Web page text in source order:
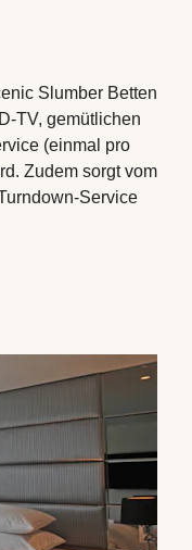
Slumber Betten
TV, gemütlichen
(einmal pro
Zudem sorgt vom
Service